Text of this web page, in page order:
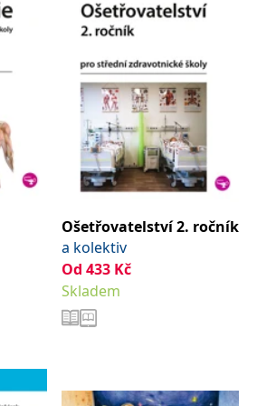
Ošetřovatelství 2. ročník
a kolektiv
Od 433 Kč
Skladem